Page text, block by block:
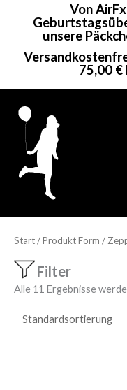
Von
unsere
75,00
Start/ Produkt Form /
Filter
Alle 11 Ergebnisse